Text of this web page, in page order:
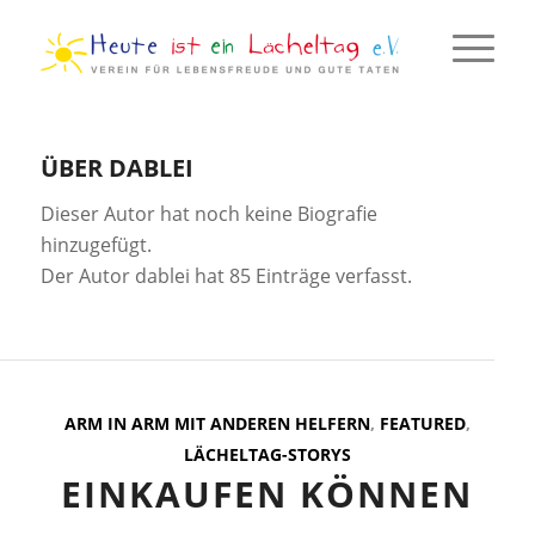
ÜBER DABLEI
Dieser Autor hat noch keine Biografie
hinzugefügt.
Der Autor dablei hat 85 Einträge verfasst.
ARM IN ARM MIT ANDEREN HELFERN, FEATURED,
LÄCHELTAG-STORYS
EINKAUFEN KÖNNEN